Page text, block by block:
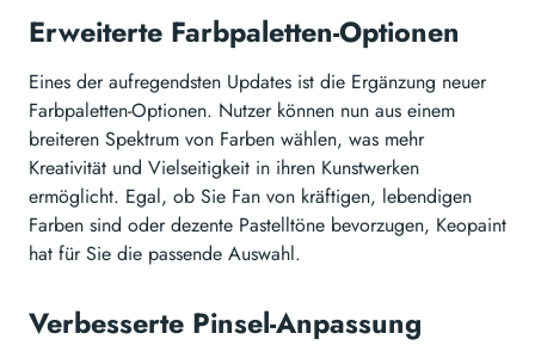
Erweiterte Farbpaletten-Optionen
Eines der aufregendsten Updates ist die Ergänzung neuer
Farbpaletten-Optionen. Nutzer können nun aus einem
breiteren Spektrum von Farben wählen, was mehr
Kreativität und Vielseitigkeit in ihren Kunstwerken
ermöglicht. Egal, ob Sie Fan von kräftigen, lebendigen
Farben sind oder dezente Pastelltöne bevorzugen, Keopaint
hat für Sie die passende Auswahl.
Verbesserte Pinsel-Anpassung